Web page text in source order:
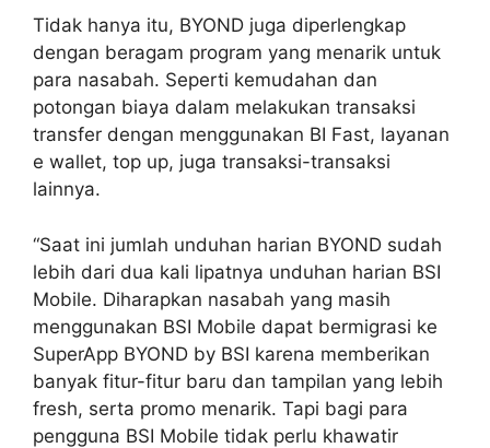
Tidak hanya itu, BYOND juga diperlengkap
dengan beragam program yang menarik untuk
para nasabah. Seperti kemudahan dan
potongan biaya dalam melakukan transaksi
transfer dengan menggunakan BI Fast, layanan
e wallet, top up, juga transaksi-transaksi
lainnya.
“Saat ini jumlah unduhan harian BYOND sudah
lebih dari dua kali lipatnya unduhan harian BSI
Mobile. Diharapkan nasabah yang masih
menggunakan BSI Mobile dapat bermigrasi ke
SuperApp BYOND by BSI karena memberikan
banyak fitur-fitur baru dan tampilan yang lebih
fresh, serta promo menarik. Tapi bagi para
pengguna BSI Mobile tidak perlu khawatir